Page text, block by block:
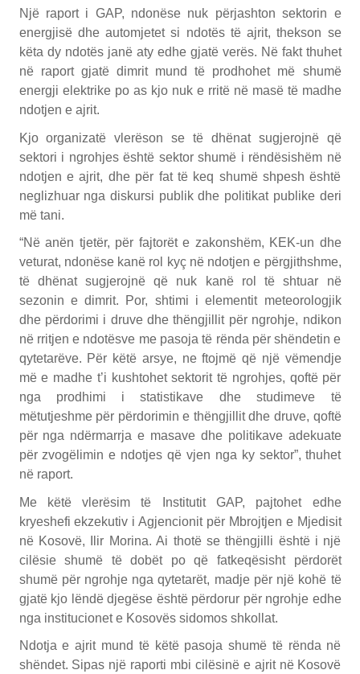
Një raport i GAP, ndonëse nuk përjashton sektorin e
energjisë dhe automjetet si ndotës të ajrit, thekson se
këta dy ndotës janë aty edhe gjatë verës. Në fakt thuhet
në raport gjatë dimrit mund të prodhohet më shumë
energji elektrike po as kjo nuk e rritë në masë të madhe
ndotjen e ajrit.
Kjo organizatë vlerëson se të dhënat sugjerojnë që
sektori i ngrohjes është sektor shumë i rëndësishëm në
ndotjen e ajrit, dhe për fat të keq shumë shpesh është
neglizhuar nga diskursi publik dhe politikat publike deri
më tani.
“Në anën tjetër, për fajtorët e zakonshëm, KEK-un dhe
veturat, ndonëse kanë rol kyç në ndotjen e përgjithshme,
të dhënat sugjerojnë që nuk kanë rol të shtuar në
sezonin e dimrit. Por, shtimi i elementit meteorologjik
dhe përdorimi i druve dhe thëngjillit për ngrohje, ndikon
në rritjen e ndotësve me pasoja të rënda për shëndetin e
qytetarëve. Për këtë arsye, ne ftojmë që një vëmendje
më e madhe t’i kushtohet sektorit të ngrohjes, qoftë për
nga prodhimi i statistikave dhe studimeve të
mëtutjeshme për përdorimin e thëngjillit dhe druve, qoftë
për nga ndërmarrja e masave dhe politikave adekuate
për zvogëlimin e ndotjes që vjen nga ky sektor”, thuhet
në raport.
Me këtë vlerësim të Institutit GAP, pajtohet edhe
kryeshefi ekzekutiv i Agjencionit për Mbrojtjen e Mjedisit
në Kosovë, Ilir Morina. Ai thotë se thëngjilli është i një
cilësie shumë të dobët po që fatkeqësisht përdorët
shumë për ngrohje nga qytetarët, madje për një kohë të
gjatë kjo lëndë djegëse është përdorur për ngrohje edhe
nga institucionet e Kosovës sidomos shkollat.
Ndotja e ajrit mund të këtë pasoja shumë të rënda në
shëndet. Sipas një raporti mbi cilësinë e ajrit në Kosovë